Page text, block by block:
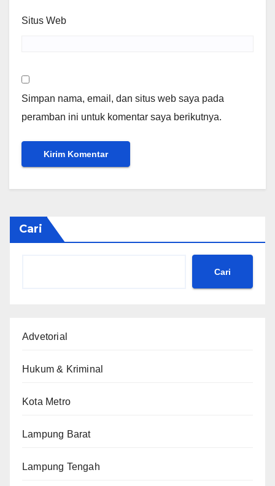
Situs Web
Simpan nama, email, dan situs web saya pada
peramban ini untuk komentar saya berikutnya.
Cari
Cari
Advetorial
Hukum & Kriminal
Kota Metro
Lampung Barat
Lampung Tengah